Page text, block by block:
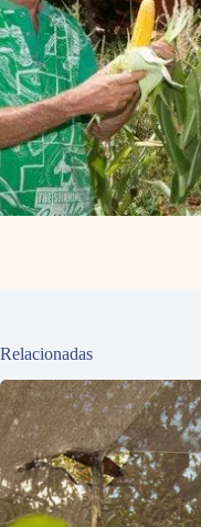
Relacionadas